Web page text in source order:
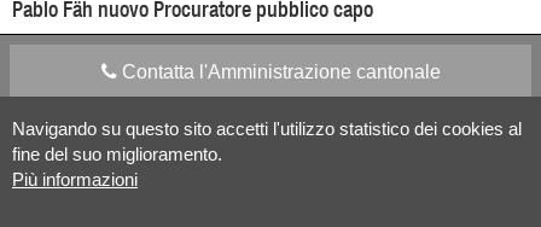
Navigando su questo sito accetti l'utilizzo statistico dei cookies al
fine del suo miglioramento.
Più informazioni
Pablo Fäh nuovo Procuratore pubblico capo
Contatta l'Amministrazione cantonale
Apps Mobile Social media